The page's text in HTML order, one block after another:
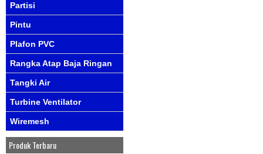
Partisi
Pintu
Plafon PVC
Rangka Atap Baja Ringan
Tangki Air
Turbine Ventilator
Wiremesh
Produk Terbaru